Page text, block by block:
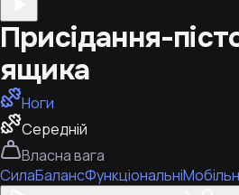
Присідання-
ящика
Ноги
Середній
Власна вага
СилаБалансФункціональні